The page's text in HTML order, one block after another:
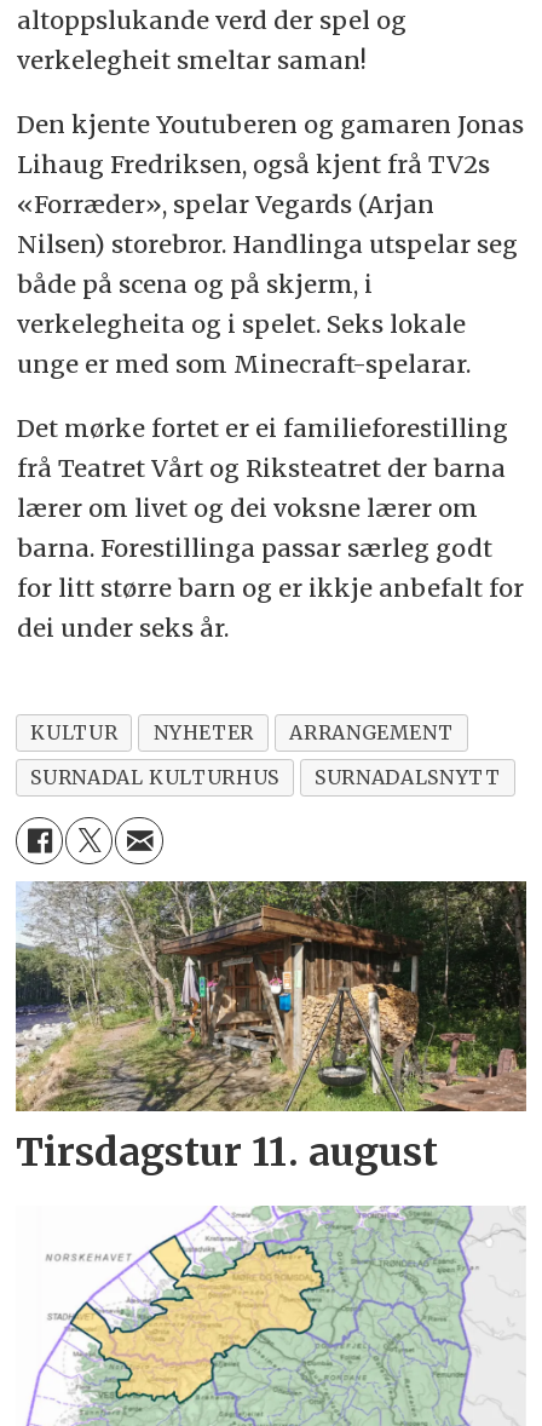
altoppslukande verd der spel og
verkelegheit smeltar saman!
Den kjente Youtuberen og gamaren Jonas
Lihaug Fredriksen, også kjent frå TV2s
«Forræder», spelar Vegards (Arjan
Nilsen) storebror. Handlinga utspelar seg
både på scena og på skjerm, i
verkelegheita og i spelet. Seks lokale
unge er med som Minecraft-spelarar.
Det mørke fortet er ei familieforestilling
frå Teatret Vårt og Riksteatret der barna
lærer om livet og dei voksne lærer om
barna. Forestillinga passar særleg godt
for litt større barn og er ikkje anbefalt for
dei under seks år.
KULTUR NYHETER
ARRANGEMENT
SURNADAL KULTURHUS
SURNADALSNYTT
Tirsdagstur 11. august